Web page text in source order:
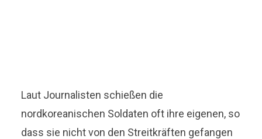
Laut Journalisten schießen die
nordkoreanischen Soldaten oft ihre eigenen, so
dass sie nicht von den Streitkräften gefangen